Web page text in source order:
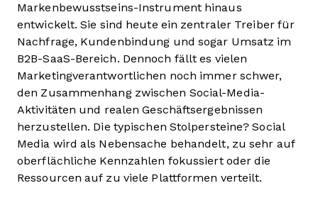
Markenbewusstseins-Instrument hinaus
entwickelt. Sie sind heute ein zentraler Treiber für
Nachfrage, Kundenbindung und sogar Umsatz im
B2B-SaaS-Bereich. Dennoch fällt es vielen
Marketingverantwortlichen noch immer schwer,
den Zusammenhang zwischen Social-Media-
Aktivitäten und realen Geschäftsergebnissen
herzustellen. Die typischen Stolpersteine? Social
Media wird als Nebensache behandelt, zu sehr auf
oberflächliche Kennzahlen fokussiert oder die
Ressourcen auf zu viele Plattformen verteilt.